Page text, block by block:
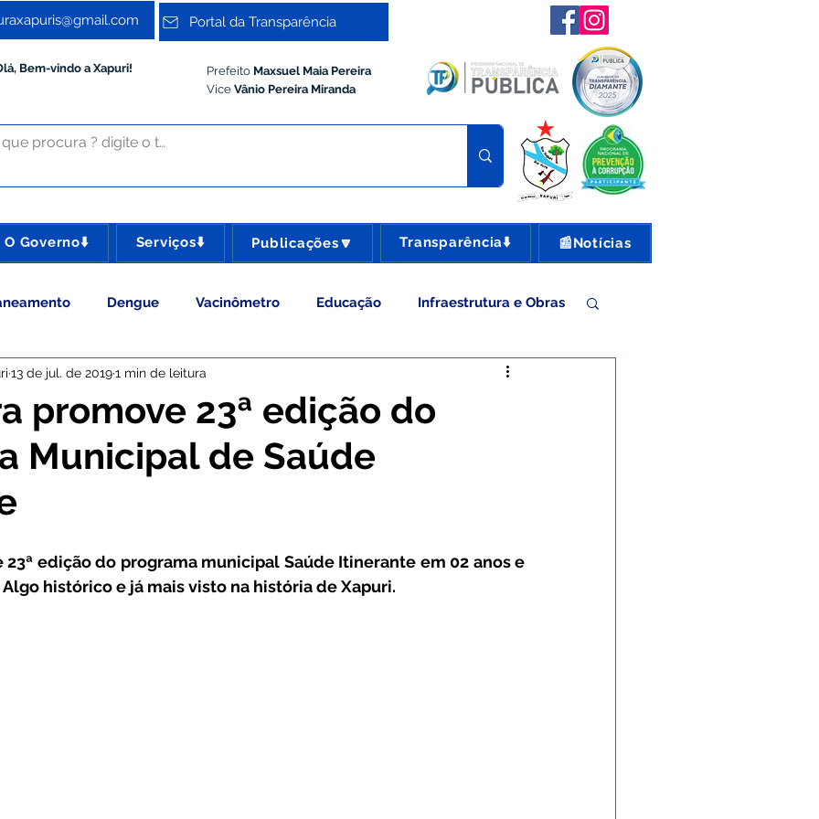
Portal da Transparência
Bem-vindo a Xapuri! Prefeito Maxsuel Maia Pereira
Vice Vânio Pereira Miranda
O Governo⬇️ Serviços⬇️ Publicações🔽 Transparência⬇️ 📰Notícias
Dengue Vacinômetro Educação Infraestrutura e Obras
e Lazer Administração e Gestão
Agricultura e Produção Comunidade
Vigilância Sanitária Licitações Alagação e Enchente
promove 23ª edição do
Municipal de Saúde
13 de jul. de 20191 min de leitura
edição do programa municipal Saúde Itinerante em 02 anos e
histórico e já mais visto na história de Xapuri.